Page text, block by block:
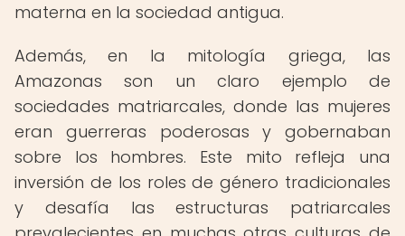
materna en la sociedad antigua.
Además, en la mitología griega, las
Amazonas son un claro ejemplo de
sociedades matriarcales, donde las mujeres
eran guerreras poderosas y gobernaban
sobre los hombres. Este mito refleja una
inversión de los roles de género tradicionales
y desafía las estructuras patriarcales